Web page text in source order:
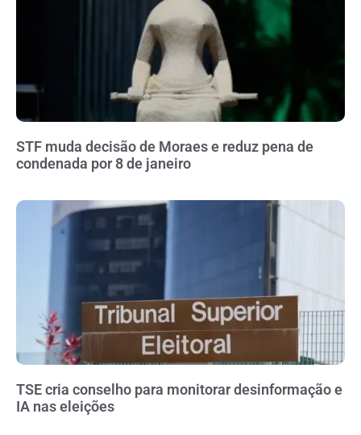
STF muda decisão de Moraes e reduz pena de
condenada por 8 de janeiro
TSE cria conselho para monitorar desinformação e
IA nas eleições